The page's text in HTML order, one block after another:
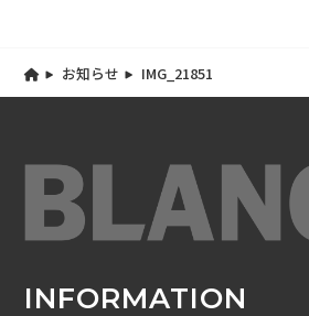
お知らせ IMG_21851
INFORMATION